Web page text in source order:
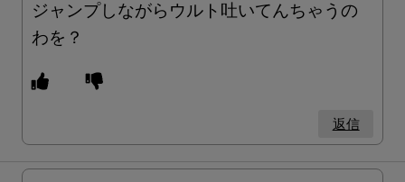
ジャンプしながらウルト吐いてんちゃうの
わを？
返信